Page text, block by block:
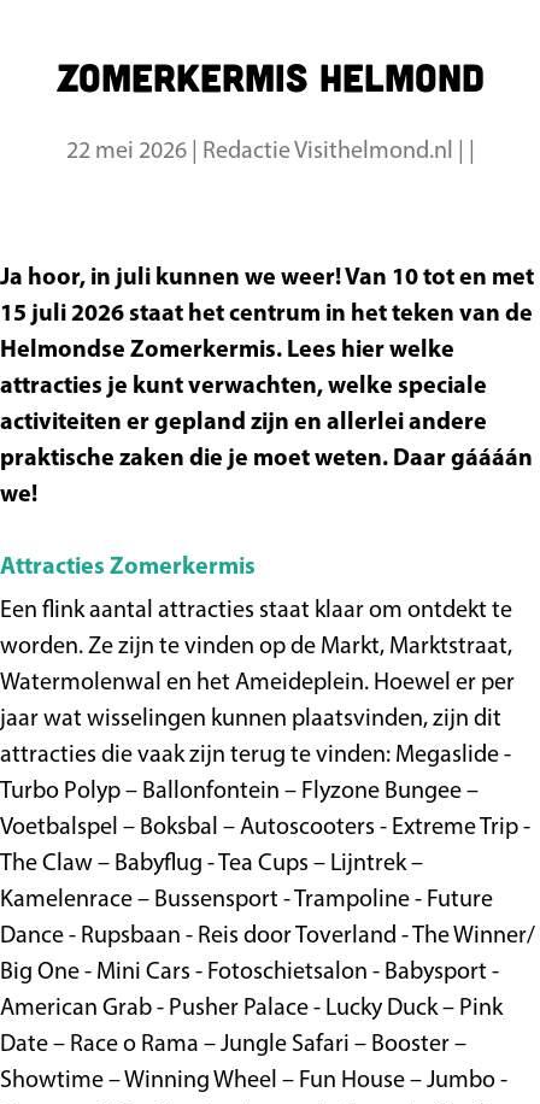
e
Zomerkermis Helmond
22 mei 2026 Redactie Visithelmond.nl
Ja hoor, in juli kunnen we weer! Van 10 tot en met
15 juli 2026 staat het centrum in het teken van de
Helmondse Zomerkermis. Lees hier welke
attracties je kunt verwachten, welke speciale
activiteiten er gepland zijn en allerlei andere
praktische zaken die je moet weten. Daar gáááán
we!
Attracties Zomerkermis
Een flink aantal attracties staat klaar om ontdekt te
worden. Ze zijn te vinden op de Markt, Marktstraat,
Watermolenwal en het Ameideplein. Hoewel er per
jaar wat wisselingen kunnen plaatsvinden, zijn dit
attracties die vaak zijn terug te vinden: Megaslide -
Turbo Polyp – Ballonfontein – Flyzone Bungee –
Voetbalspel – Boksbal – Autoscooters - Extreme Trip -
The Claw – Babyflug - Tea Cups – Lijntrek –
Kamelenrace – Bussensport - Trampoline - Future
Dance - Rupsbaan - Reis door Toverland - The Winner/
Big One - Mini Cars - Fotoschietsalon - Babysport -
American Grab - Pusher Palace - Lucky Duck – Pink
Date – Race o Rama – Jungle Safari – Booster –
Showtime – Winning Wheel – Fun House – Jumbo -